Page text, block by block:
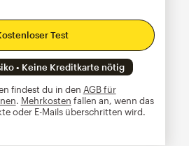
Test
• Keine Kreditkarte nötig
findest du in den AGB für
. Mehrkosten fallen an, wenn das
oder E-Mails überschritten wird.